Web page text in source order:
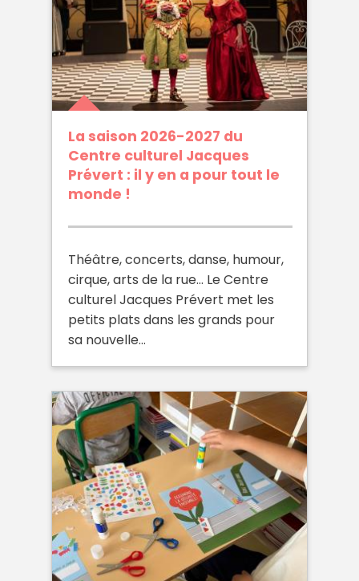
La saison 2026-2027 du
Centre culturel Jacques
Prévert : il y en a pour tout le
monde !
Théâtre, concerts, danse, humour,
cirque, arts de la rue… Le Centre
culturel Jacques Prévert met les
petits plats dans les grands pour
sa nouvelle…